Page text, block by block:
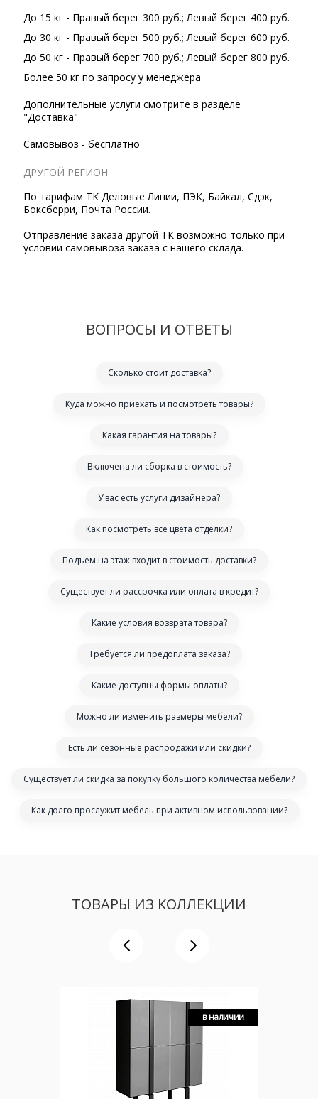
До 15 кг - Правый берег 300 руб.; Левый берег 400 руб.
До 30 кг - Правый берег 500 руб.; Левый берег 600 руб.
До 50 кг - Правый берег 700 руб.; Левый берег 800 руб.
Более 50 кг по запросу у менеджера
Дополнительные услуги смотрите в разделе
"Доставка"
Самовывоз - бесплатно
ДРУГОЙ РЕГИОН
По тарифам ТК Деловые Линии, ПЭК, Байкал, Сдэк,
Боксберри, Почта России.
Отправление заказа другой ТК возможно только при
условии самовывоза заказа с нашего склада.
ВОПРОСЫ И ОТВЕТЫ
Сколько стоит доставка?
Куда можно приехать и посмотреть товары?
Какая гарантия на товары?
Включена ли сборка в стоимость?
У вас есть услуги дизайнера?
Как посмотреть все цвета отделки?
Подъем на этаж входит в стоимость доставки?
Существует ли рассрочка или оплата в кредит?
Какие условия возврата товара?
Требуется ли предоплата заказа?
Какие доступны формы оплаты?
Можно ли изменить размеры мебели?
Есть ли сезонные распродажи или скидки?
Существует ли скидка за покупку большого количества мебели?
Как долго прослужит мебель при активном использовании?
ТОВАРЫ ИЗ КОЛЛЕКЦИИ
в наличии